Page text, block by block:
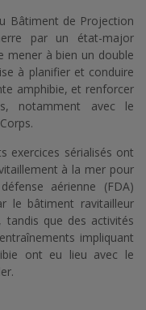
Bâtiment de Projection
par un état-major
mener à bien un double
à planifier et conduire
amphibie, et renforcer
notamment avec le
exercices sérialisés ont
à la mer pour
aérienne (FDA)
le bâtiment ravitailleur
tandis que des activités
impliquant
ont eu lieu avec le